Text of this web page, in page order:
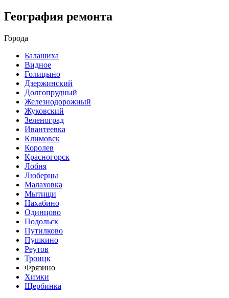
География ремонта
Города
Балашиха
Видное
Голицыно
Дзержинский
Долгопрудный
Железнодорожный
Жуковский
Зеленоград
Ивантеевка
Климовск
Королев
Красногорск
Лобня
Люберцы
Малаховка
Мытищи
Нахабино
Одинцово
Подольск
Путилково
Пушкино
Реутов
Троицк
Фрязино
Химки
Щербинка